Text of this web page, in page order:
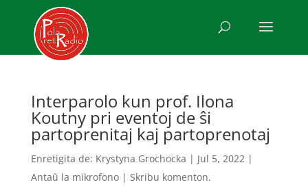
Interparolo kun prof. Ilona
Koutny pri eventoj de ŝi
partoprenitaj kaj partoprenotaj
Enretigita de: Krystyna Grochocka | Jul 5, 2022|
Antaŭ la mikrofono| Skribu komenton.